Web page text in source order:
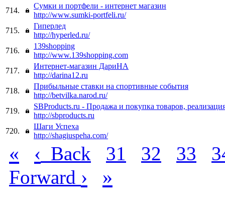
714.
Сумки и портфели - интернет магазин
http://www.sumki-portfeli.ru/
715.
Гиперлед
http://hyperled.ru/
716.
139shopping
http://www.139shopping.com
717.
Интернет-магазин ДариНА
http://darina12.ru
718.
Прибыльные ставки на спортивные события
http://betvilka.narod.ru/
719.
SBProducts.ru - Продажа и покупка товаров,
http://sbproducts.ru
720.
Шаги Успеха
http://shagiuspeha.com/
« ‹ Back 31 32 33
Forward › »